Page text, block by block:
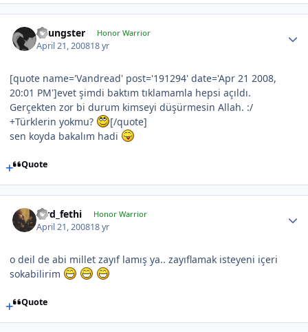
Youngster Honor Warrior
April 21, 200818 yr
[quote name='Vandread' post='191294' date='Apr 21 2008,
20:01 PM']evet şimdi baktım tıklamamla hepsi açıldı.
Gerçekten zor bi durum kimseyi düşürmesin Allah. :/
+Türklerin yokmu?
[/quote]
sen koyda bakalım hadi
Quote
lord_fethi Honor Warrior
April 21, 200818 yr
o deil de abi millet zayıf lamış ya.. zayıflamak isteyeni içeri
sokabilirim
Quote